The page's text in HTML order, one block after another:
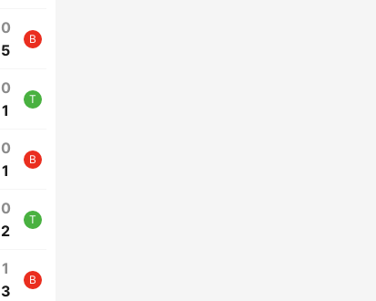
0
5
B
0
1
T
0
1
B
0
2
T
1
3
B